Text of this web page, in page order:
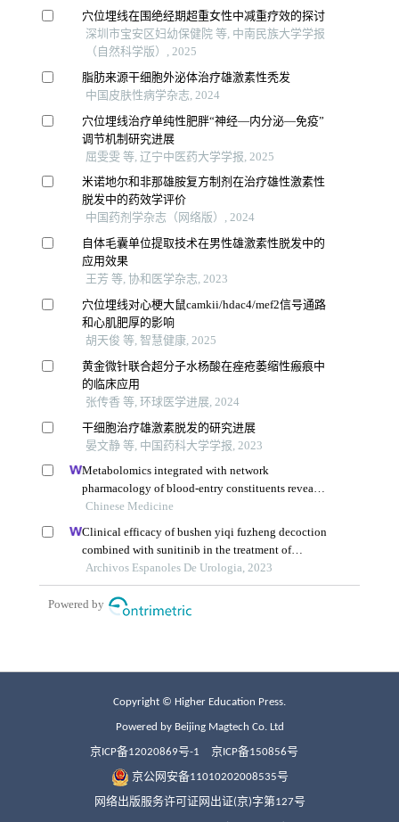
Copyright © Higher Education Press.
Powered by Beijing Magtech Co. Ltd
京ICP备12020869号-1 京ICP备150856号
京公网安备11010202008535号
网络出版服务许可证网出证(京)字第127号